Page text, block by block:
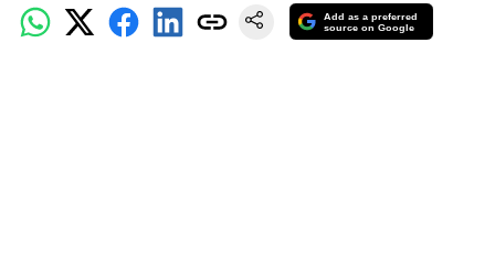
Add as a preferred
source on Google